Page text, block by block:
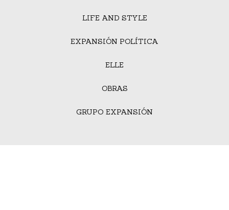
LIFE AND STYLE
EXPANSIÓN POLÍTICA
ELLE
OBRAS
GRUPO EXPANSIÓN